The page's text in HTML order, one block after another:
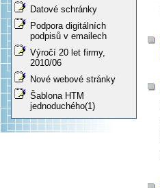
Datové schránky
Podpora digitálních
podpisů v emailech
Výročí 20 let firmy,
2010/06
Nové webové stránky
Šablona HTM
jednoduchého(1)